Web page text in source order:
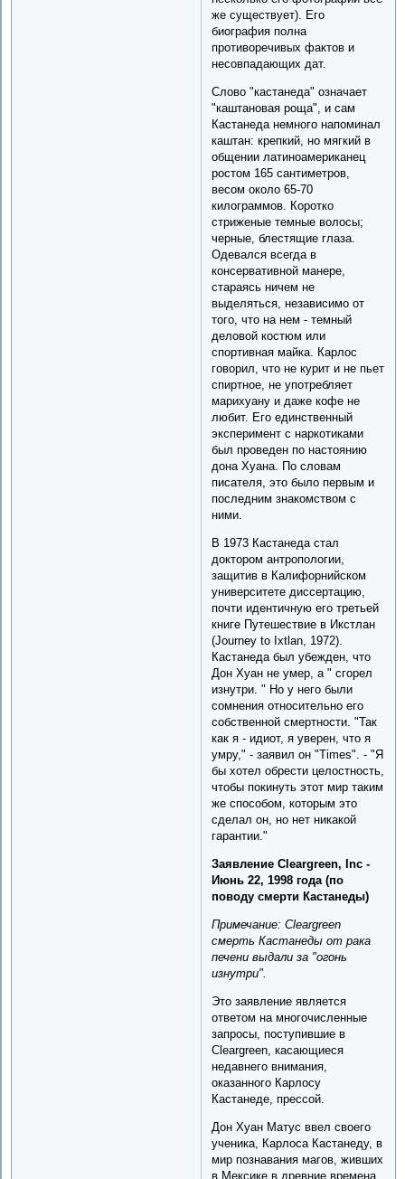
же существует). Его
биография полна
противоречивых фактов и
несовпадающих дат.
Слово "кастанеда" означает
"каштановая роща", и сам
Кастанеда немного напоминал
каштан: крепкий, но мягкий в
общении латиноамериканец
ростом 165 сантиметров,
весом около 65-70
килограммов. Коротко
стриженые темные волосы;
черные, блестящие глаза.
Одевался всегда в
консервативной манере,
стараясь ничем не
выделяться, независимо от
того, что на нем - темный
деловой костюм или
спортивная майка. Карлос
говорил, что не курит и не пьет
спиртное, не употребляет
марихуану и даже кофе не
любит. Его единственный
эксперимент с наркотиками
был проведен по настоянию
дона Хуана. По словам
писателя, это было первым и
последним знакомством с
ними.
В 1973 Кастанеда стал
доктором антропологии,
защитив в Калифорнийском
университете диссертацию,
почти идентичную его третьей
книге Путешествие в Икстлан
(Journey to Ixtlan, 1972).
Кастанеда был убежден, что
Дон Хуан не умер, а " cгорел
изнутри. " Но у него были
сомнения относительно его
собственной смертности. "Так
как я - идиот, я уверен, что я
умру," - заявил он "Times". - "Я
бы хотел обрести целостность,
чтобы покинуть этот мир таким
же способом, которым это
сделал он, но нет никакой
гарантии."
Заявление Cleargreen, Inc -
Июнь 22, 1998 года (по
поводу смерти Кастанеды)
Примечание: Cleargreen
смерть Кастанеды от рака
печени выдали за "огонь
изнутри".
Это заявление является
ответом на многочисленные
запросы, поступившие в
Cleargreen, касающиеся
недавнего внимания,
оказанного Карлосу
Кастанеде, прессой.
Дон Хуан Матус ввел своего
ученика, Карлоса Кастанеду, в
мир познавания магов, живших
в Мексике в древние времена.